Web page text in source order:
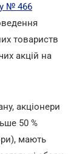
№ 466
товариств
акцій на
акціонери
50 %
мають